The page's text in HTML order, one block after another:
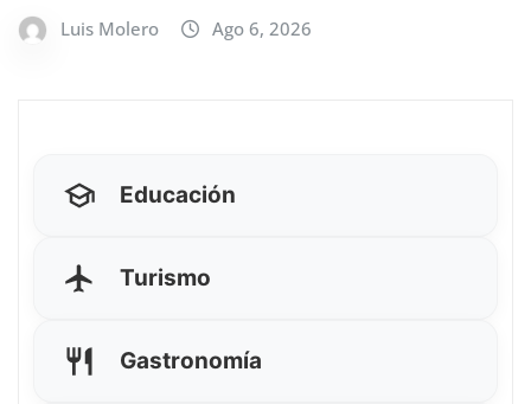
Luis Molero Ago 6, 2026
Educación
Turismo
Gastronomía